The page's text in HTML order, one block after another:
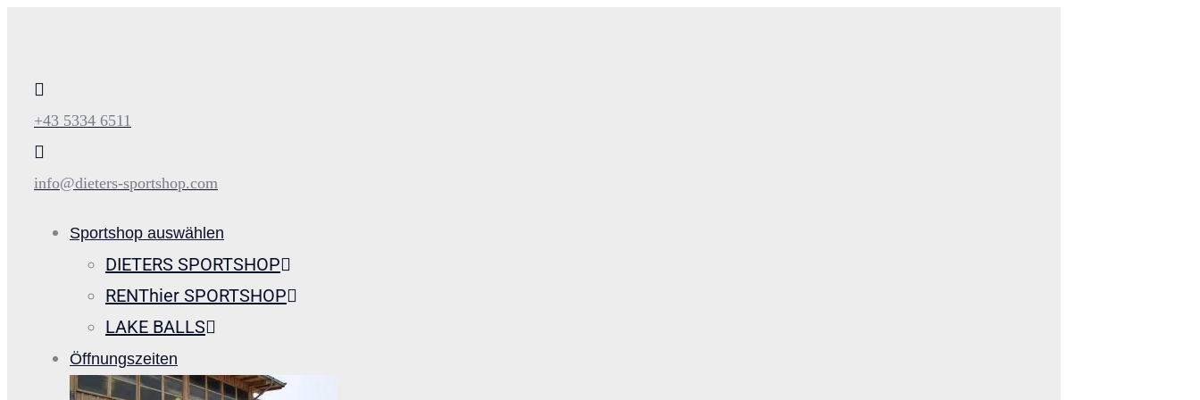
+43 5334 6511
info@dieters-sportshop.com
Sportshop auswählen
DIETERS SPORTSHOP
RENThier SPORTSHOP
LAKE BALLS
Öffnungszeiten